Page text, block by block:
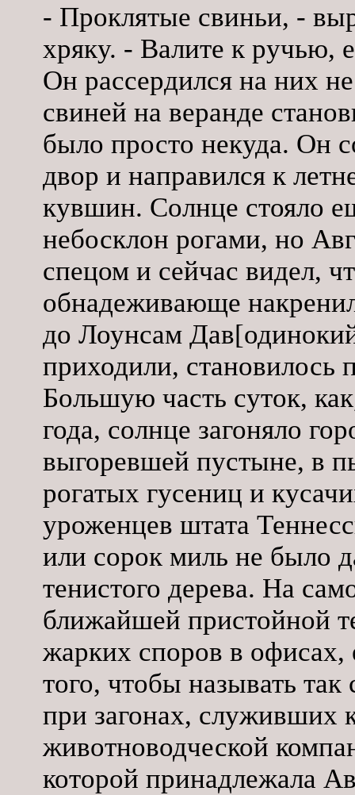
- Проклятые свиньи, -
хряку. - Валите к ручью,
Он рассердился на них
свиней на веранде
было просто некуда. Он
двор и направился к
кувшин. Солнце стояло
небосклон рогами, но
спецом и сейчас видел,
обнадеживающе
до Лоунсам
приходили,
Большую часть суток,
года, солнце загоняло
выгоревшей пустыне, в
рогатых гусениц и
уроженцев штата
или сорок миль не было
тенистого дерева. На
ближайшей пристойной
жарких споров в офисах,
того, чтобы называть
при загонах, служивших
животноводческой
которой принадлежала